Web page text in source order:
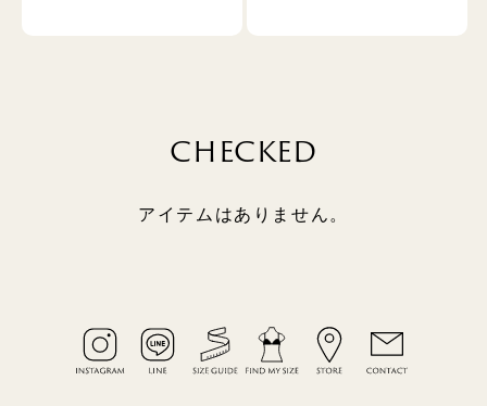
CHECKED
アイテムはありません。